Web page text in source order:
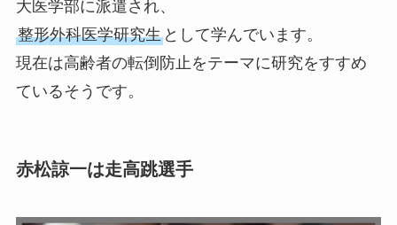
大医学部に派遣され、
整形外科医学研究生として学んでいます。
現在は高齢者の転倒防止をテーマに研究をすすめ
ているそうです。
赤松諒一は走高跳選手